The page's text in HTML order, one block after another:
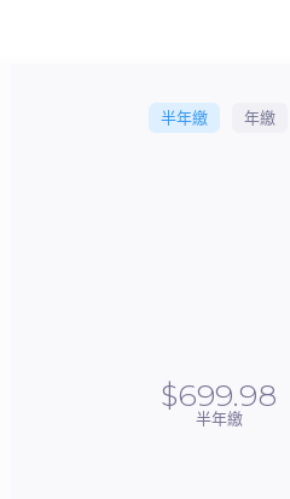
半年繳 年繳
$699.98
半年繳